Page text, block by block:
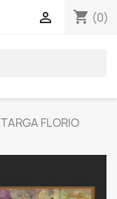
shopping_cart (0)

TARGA FLORIO